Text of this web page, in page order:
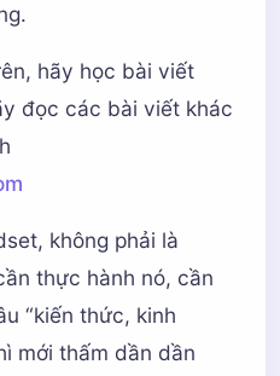
hãy học bài viết
đọc các bài viết khác
không phải là
thực hành nó, cần
“kiến thức, kinh
mới thấm dần dần